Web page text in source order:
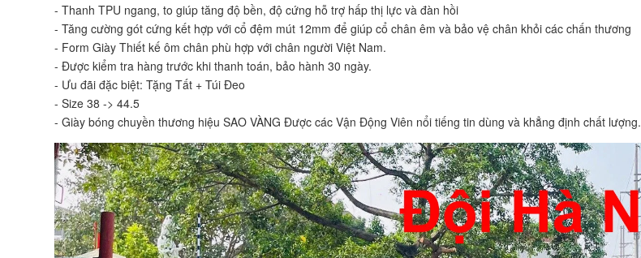
- Thanh TPU ngang, to giúp tăng độ bền, độ cứng hỗ trợ hấp thị lực và đàn hồi
- Tăng cường gót cứng kết hợp với cổ đệm mút 12mm để giúp cổ chân êm và bảo vệ chân khỏi các chấn thương
- Form Giày Thiết kế ôm chân phù hợp với chân người Việt Nam.
- Được kiểm tra hàng trước khi thanh toán, bảo hành 30 ngày.
- Ưu đãi đặc biệt: Tặng Tất + Túi Đeo
- Size 38 -> 44.5
- Giày bóng chuyền thương hiệu SAO VÀNG Được các Vận Động Viên nổi tiếng tin dùng và khẳng định chất lượng.